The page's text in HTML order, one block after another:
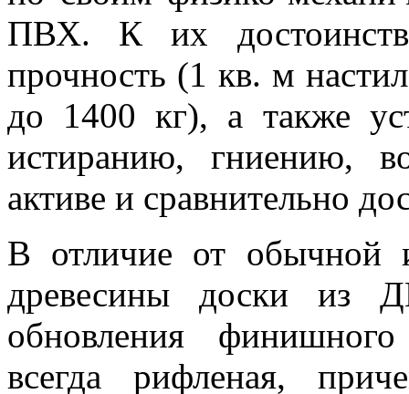
ПВХ. К их
прочность (1 кв. м
до 1400 кг), а также
истиранию, гниению,
активе и сравнительно
В отличие от обычной
древесины доски из
обновления
всегда рифленая,